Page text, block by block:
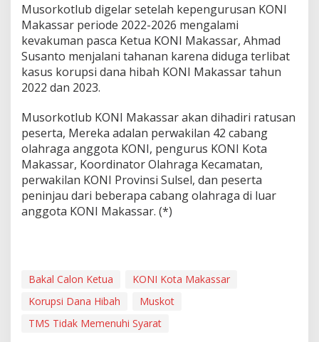
Musorkotlub digelar setelah kepengurusan KONI
Makassar periode 2022-2026 mengalami
kevakuman pasca Ketua KONI Makassar, Ahmad
Susanto menjalani tahanan karena diduga terlibat
kasus korupsi dana hibah KONI Makassar tahun
2022 dan 2023.
Musorkotlub KONI Makassar akan dihadiri ratusan
peserta, Mereka adalan perwakilan 42 cabang
olahraga anggota KONI, pengurus KONI Kota
Makassar, Koordinator Olahraga Kecamatan,
perwakilan KONI Provinsi Sulsel, dan peserta
peninjau dari beberapa cabang olahraga di luar
anggota KONI Makassar. (*)
Bakal Calon Ketua
KONI Kota Makassar
Korupsi Dana Hibah
Muskot
TMS Tidak Memenuhi Syarat